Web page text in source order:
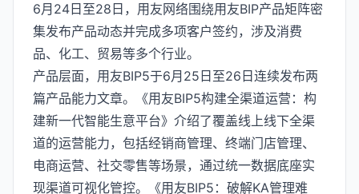
6月24日至28日，用友网络围绕用友BIP产品矩阵密
集发布产品动态并完成多项客户签约，涉及消费
品、化工、贸易等多个行业。
产品层面，用友BIP5于6月25日至26日连续发布两
篇产品能力文章。《用友BIP5构建全渠道运营：构
建新一代智能生意平台》介绍了覆盖线上线下全渠
道的运营能力，包括经销商管理、终端门店管理、
电商运营、社交零售等场景，通过统一数据底座实
现渠道可视化管控。《用友BIP5：破解KA管理难